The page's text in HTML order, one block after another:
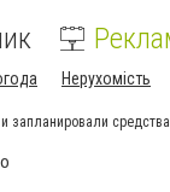
Нерухомість
запланировали